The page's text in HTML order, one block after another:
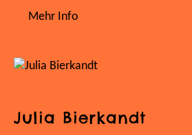
Mehr Info
Julia Bierkandt